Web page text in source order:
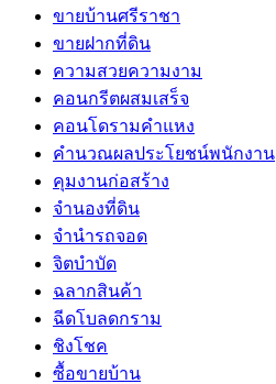
ขายบ้านศรีราชา
ขายฝากที่ดิน
ความสวยความงาม
คอนกรีตผสมเสร็จ
คอนโดรามคำแหง
คำนวณผลประโยชน์พนักงาน
คุมงานก่อสร้าง
จำนองที่ดิน
จำนำรถจอด
จิตบำบัด
ฉลากสินค้า
ฉีดโบลดกราม
ชิงโชค
ซื้อขายบ้าน